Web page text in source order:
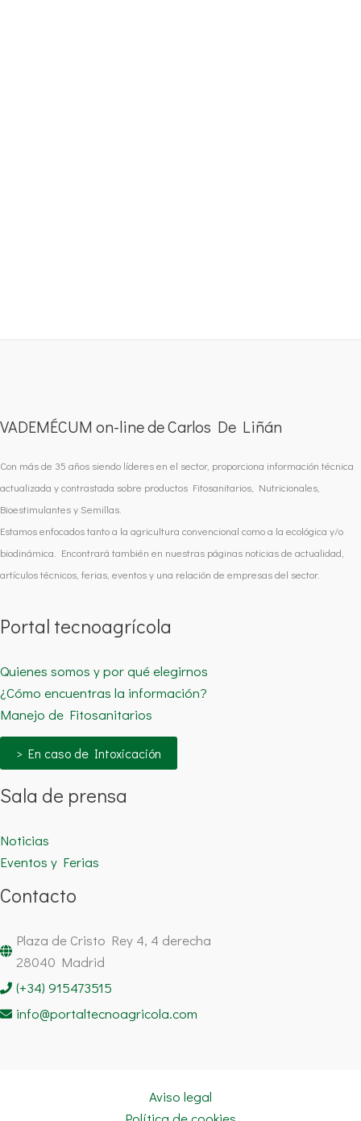
VADEMÉCUM on-line de Carlos De Liñán
Con más de 35 años siendo líderes en el sector, proporciona información técnica
actualizada y contrastada sobre productos Fitosanitarios, Nutricionales,
Bioestimulantes y Semillas.
Estamos enfocados tanto a la agricultura convencional como a la ecológica y/o
biodinámica. Encontrará también en nuestras páginas noticias de actualidad,
artículos técnicos, ferias, eventos y una relación de empresas del sector.
Portal tecnoagrícola
Quienes somos y por qué elegirnos
¿Cómo encuentras la información?
Manejo de Fitosanitarios
> En caso de Intoxicación
Sala de prensa
Noticias
Eventos y Ferias
Contacto
Plaza de Cristo Rey 4, 4 derecha
28040 Madrid
(+34) 915473515
info@portaltecnoagricola.com
Aviso legal